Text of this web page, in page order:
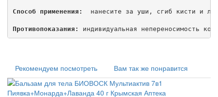
Способ применения:
нанесите за уши, сгиб кисти и
Противопоказания: индивидуальная непереносимость
Рекомендуем посмотреть Вам так же понравится